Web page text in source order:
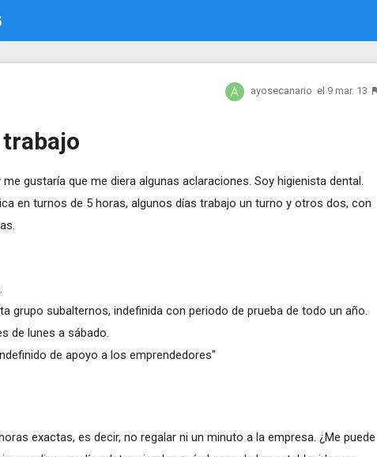
ayosecanario el 9 mar. 13
gustaría que me diera algunas aclaraciones. Soy higienista dental.
en turnos de 5 horas, algunos días trabajo un turno y otros dos, con
grupo subalternos, indefinida con periodo de prueba de todo un año.
de lunes a sábado.
de apoyo a los emprendedores"
exactas, es decir, no regalar ni un minuto a la empresa. ¿Me puede